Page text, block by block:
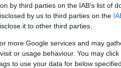
by third parties on the IAB’s list of
by us to third parties on the
it to other third parties.
more Google services and may
or usage behaviour. You may
to use your data for below
μετά φόρων